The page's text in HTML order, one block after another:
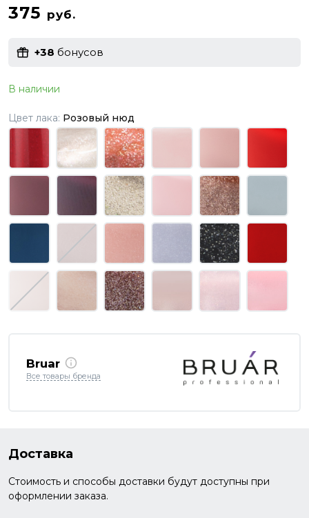
375 руб.
+38 бонусов
В наличии
Цвет лака: Розовый нюд
Bruar
Все товары бренда
Доставка
Стоимость и способы доставки будут доступны при
оформлении заказа.